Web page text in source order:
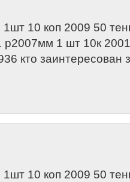
10 коп 2009 50
1 шт 10к
кто заинтересован
10 коп 2009 50